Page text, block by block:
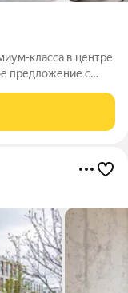
класса в центре
предложение с
покупателю!